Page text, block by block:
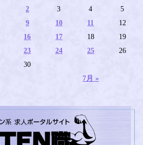
7月 »
2 3 4
5
9 10 11
12
16 17 18
19
23 24 25
26
30